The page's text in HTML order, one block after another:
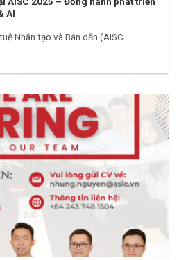
AI
Nhân tạo và Bán dẫn (AISC